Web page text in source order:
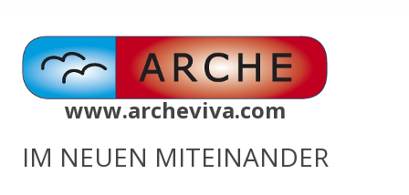
www.archeviva.com
IM NEUEN MITEINANDER